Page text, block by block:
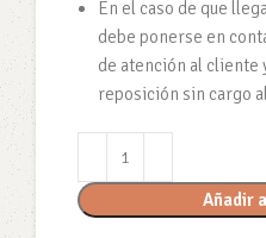
En el caso de que
debe ponerse en
de atención al cliente
reposición sin cargo
Añadir